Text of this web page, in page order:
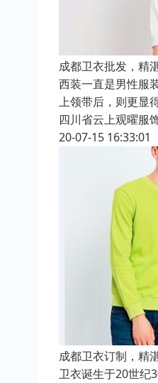
成都卫衣批发，精
西装一直是男性服
上领带后，则更显
四川省云上观曜服
20-07-15 16:33:01
成都卫衣订制，精
卫衣诞生于20世纪